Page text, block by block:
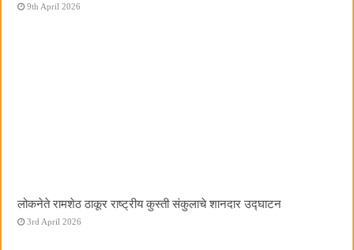
9th April 2026
लोकनेते रामशेठ ठाकूर राष्ट्रीय कुस्ती संकुलाचे शानदार उद्घाटन
3rd April 2026